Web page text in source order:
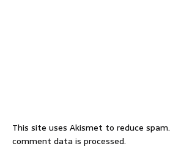
This site uses Akismet to reduce spam.
comment data is processed.